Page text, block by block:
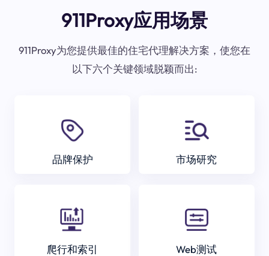
911Proxy应用场景
911Proxy为您提供最佳的住宅代理解决方案，使您在
以下六个关键领域脱颖而出:
品牌保护 市场研究
爬行和索引 Web测试